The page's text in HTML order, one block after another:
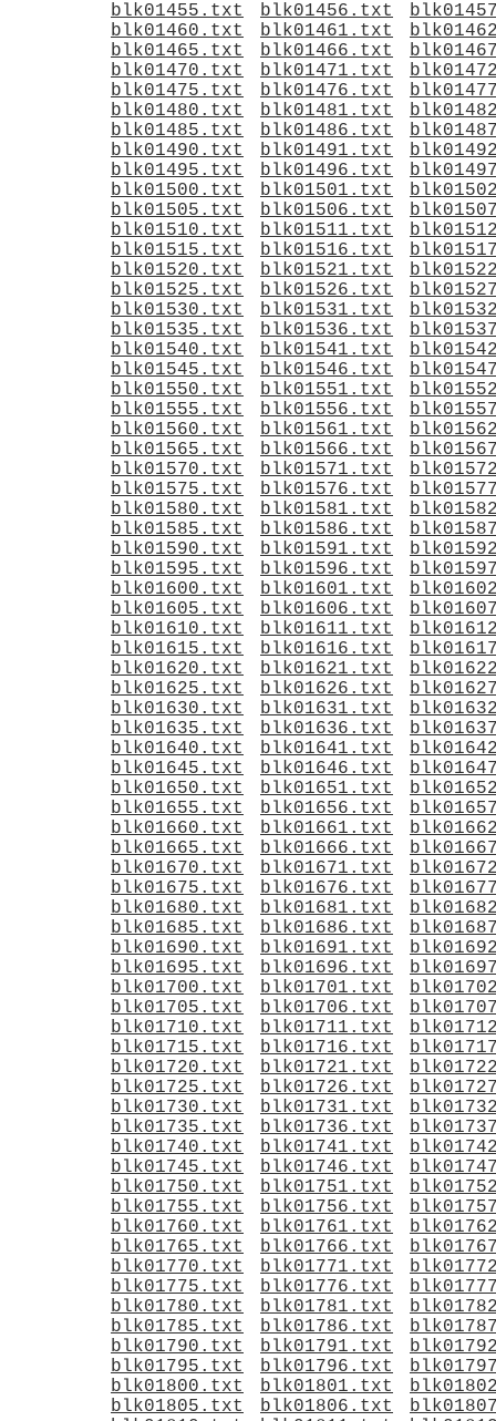
blk01455.txt
blk01456.txt
blk01460.txt
blk01461.txt
blk01465.txt
blk01466.txt
blk01470.txt
blk01471.txt
blk01475.txt
blk01476.txt
blk01480.txt
blk01481.txt
blk01485.txt
blk01486.txt
blk01490.txt
blk01491.txt
blk01495.txt
blk01496.txt
blk01500.txt
blk01501.txt
blk01505.txt
blk01506.txt
blk01510.txt
blk01511.txt
blk01515.txt
blk01516.txt
blk01520.txt
blk01521.txt
blk01525.txt
blk01526.txt
blk01530.txt
blk01531.txt
blk01535.txt
blk01536.txt
blk01540.txt
blk01541.txt
blk01545.txt
blk01546.txt
blk01550.txt
blk01551.txt
blk01555.txt
blk01556.txt
blk01560.txt
blk01561.txt
blk01565.txt
blk01566.txt
blk01570.txt
blk01571.txt
blk01575.txt
blk01576.txt
blk01580.txt
blk01581.txt
blk01585.txt
blk01586.txt
blk01590.txt
blk01591.txt
blk01595.txt
blk01596.txt
blk01600.txt
blk01601.txt
blk01605.txt
blk01606.txt
blk01610.txt
blk01611.txt
blk01615.txt
blk01616.txt
blk01620.txt
blk01621.txt
blk01625.txt
blk01626.txt
blk01630.txt
blk01631.txt
blk01635.txt
blk01636.txt
blk01640.txt
blk01641.txt
blk01645.txt
blk01646.txt
blk01650.txt
blk01651.txt
blk01655.txt
blk01656.txt
blk01660.txt
blk01661.txt
blk01665.txt
blk01666.txt
blk01670.txt
blk01671.txt
blk01675.txt
blk01676.txt
blk01680.txt
blk01681.txt
blk01685.txt
blk01686.txt
blk01690.txt
blk01691.txt
blk01695.txt
blk01696.txt
blk01700.txt
blk01701.txt
blk01705.txt
blk01706.txt
blk01710.txt
blk01711.txt
blk01715.txt
blk01716.txt
blk01720.txt
blk01721.txt
blk01725.txt
blk01726.txt
blk01730.txt
blk01731.txt
blk01735.txt
blk01736.txt
blk01740.txt
blk01741.txt
blk01745.txt
blk01746.txt
blk01750.txt
blk01751.txt
blk01755.txt
blk01756.txt
blk01760.txt
blk01761.txt
blk01765.txt
blk01766.txt
blk01770.txt
blk01771.txt
blk01775.txt
blk01776.txt
blk01780.txt
blk01781.txt
blk01785.txt
blk01786.txt
blk01790.txt
blk01791.txt
blk01795.txt
blk01796.txt
blk01800.txt
blk01801.txt
blk01805.txt
blk01806.txt